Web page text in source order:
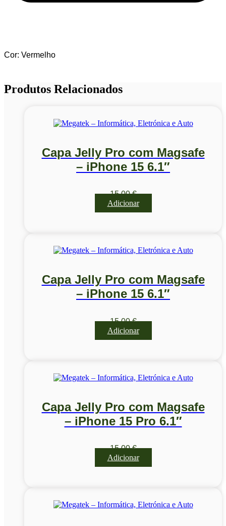
Cor: Vermelho
Produtos Relacionados
Capa Jelly Pro com Magsafe
– iPhone 15 6.1″
15,00€
Adicionar
Capa Jelly Pro com Magsafe
– iPhone 15 6.1″
15,00€
Adicionar
Capa Jelly Pro com Magsafe
– iPhone 15 Pro 6.1″
15,00€
Adicionar